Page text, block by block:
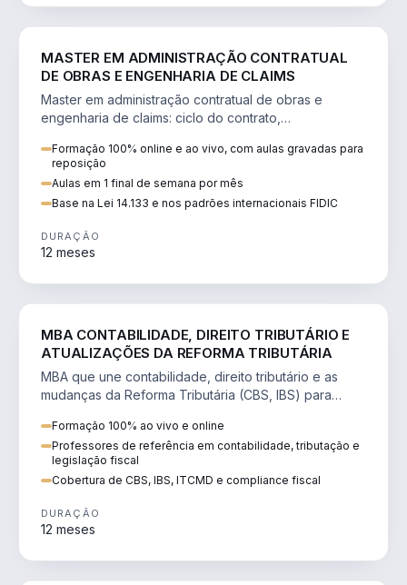
MASTER EM ADMINISTRAÇÃO CONTRATUAL
DE OBRAS E ENGENHARIA DE CLAIMS
Master em administração contratual de obras e
engenharia de claims: ciclo do contrato,
Formação 100% online e ao vivo, com aulas gravadas para
reposição
Aulas em 1 final de semana por mês
Base na Lei 14.133 e nos padrões internacionais FIDIC
DURAÇÃO
12 meses
MBA CONTABILIDADE, DIREITO TRIBUTÁRIO E
ATUALIZAÇÕES DA REFORMA TRIBUTÁRIA
MBA que une contabilidade, direito tributário e as
mudanças da Reforma Tributária (CBS, IBS) para
Formação 100% ao vivo e online
Professores de referência em contabilidade, tributação e
legislação fiscal
Cobertura de CBS, IBS, ITCMD e compliance fiscal
DURAÇÃO
12 meses